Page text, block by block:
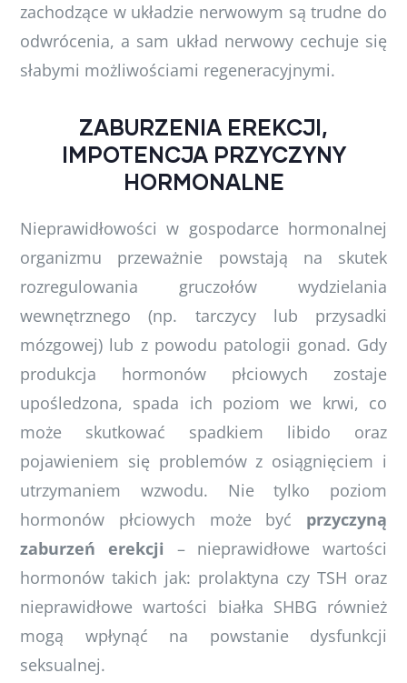
zachodzące w układzie nerwowym są trudne do
odwrócenia, a sam układ nerwowy cechuje się
słabymi możliwościami regeneracyjnymi.
ZABURZENIA EREKCJI,
IMPOTENCJA PRZYCZYNY
HORMONALNE
Nieprawidłowości w gospodarce hormonalnej
organizmu przeważnie powstają na skutek
rozregulowania gruczołów wydzielania
wewnętrznego (np. tarczycy lub przysadki
mózgowej) lub z powodu patologii gonad. Gdy
produkcja hormonów płciowych zostaje
upośledzona, spada ich poziom we krwi, co
może skutkować spadkiem libido oraz
pojawieniem się problemów z osiągnięciem i
utrzymaniem wzwodu. Nie tylko poziom
hormonów płciowych może być przyczyną
zaburzeń erekcji – nieprawidłowe wartości
hormonów takich jak: prolaktyna czy TSH oraz
nieprawidłowe wartości białka SHBG również
mogą wpłynąć na powstanie dysfunkcji
seksualnej.